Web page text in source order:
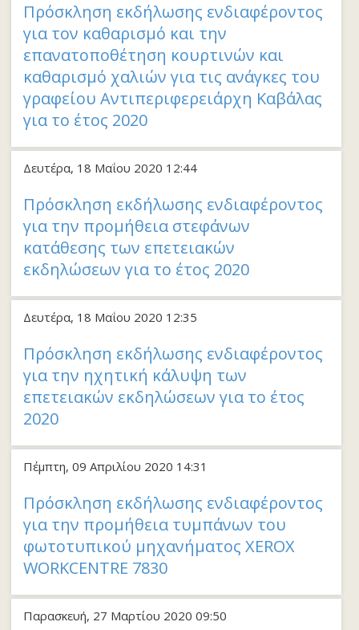
Πρόσκληση εκδήλωσης ενδιαφέροντος
για τον καθαρισμό και την
επανατοποθέτηση κουρτινών και
καθαρισμό χαλιών για τις ανάγκες του
γραφείου Αντιπεριφερειάρχη Καβάλας
για το έτος 2020
Δευτέρα, 18 Μαΐου 2020 12:44
Πρόσκληση εκδήλωσης ενδιαφέροντος
για την προμήθεια στεφάνων
κατάθεσης των επετειακών
εκδηλώσεων για το έτος 2020
Δευτέρα, 18 Μαΐου 2020 12:35
Πρόσκληση εκδήλωσης ενδιαφέροντος
για την ηχητική κάλυψη των
επετειακών εκδηλώσεων για το έτος
2020
Πέμπτη, 09 Απριλίου 2020 14:31
Πρόσκληση εκδήλωσης ενδιαφέροντος
για την προμήθεια τυμπάνων του
φωτοτυπικού μηχανήματος XEROX
WORKCENTRE 7830
Παρασκευή, 27 Μαρτίου 2020 09:50